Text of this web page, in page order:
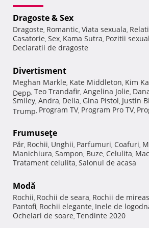
Dragoste & Sex
Dragoste, Romantic, Viata sexuala,
Casatorie, Sex, Kama Sutra, Pozitii
Declaratii de dragoste
Divertisment
Meghan Markle, Kate Middleton, Kim
Depp, Teo Trandafir, Angelina Jolie,
Smiley, Andra, Delia, Gina Pistol, Justin
Trump, Program TV, Program Pro TV,
Frumuseţe
Păr, Rochii, Unghii, Parfumuri, Coafuri,
Manichiura, Sampon, Buze, Celulita,
Tratament celulita, Salonul de acasa
Modă
Rochii, Rochii de seara, Rochii de
Pantofi, Rochii elegante, Inele de
Ochelari de soare, Tendinte 2020